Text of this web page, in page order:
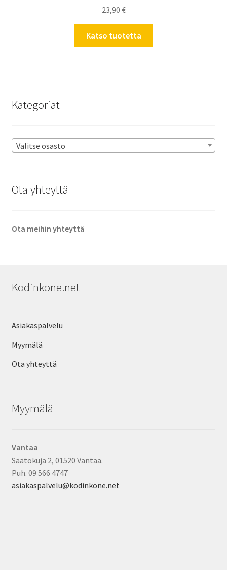
23,90 €
Katso tuotetta
Kategoriat
Valitse osasto
Ota yhteyttä
Ota meihin yhteyttä
Kodinkone.net
Asiakaspalvelu
Myymälä
Ota yhteyttä
Myymälä
Vantaa
Säätökuja 2, 01520 Vantaa.
Puh. 09 566 4747
asiakaspalvelu@kodinkone.net